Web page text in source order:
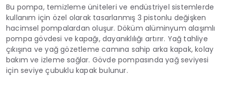
Bu pompa, temizleme üniteleri ve endüstriyel sistemlerde
kullanım için özel olarak tasarlanmış 3 pistonlu değişken
hacimsel pompalardan oluşur. Döküm alüminyum alaşımlı
pompa gövdesi ve kapağı, dayanıklılığı artırır. Yağ tahliye
çıkışına ve yağ gözetleme camına sahip arka kapak, kolay
bakım ve izleme sağlar. Gövde pompasında yağ seviyesi
için seviye çubuklu kapak bulunur.